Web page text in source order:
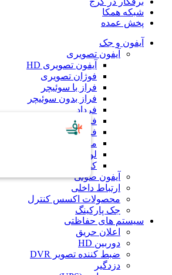
شبکه همکا
پخش عمده
آیفون و جک
آیفون تصویری
آیفون تصویری HD
فوژان تصویری
فراز با سوئیچر
فراز بدون سوئیچر
فرداد
فرداد کارتی
فرداد لمسی کارتی
مانیتور
لوازم جانبی آیفون تصویری
کدینگ
آیفون صوتی
ارتباط داخلی
محصولات اکسس کنترل
جک پارکینگ
سیستم های حفاظتی
اعلان حریق
دوربین HD
ضبط کننده تصویر DVR
دزدگیر